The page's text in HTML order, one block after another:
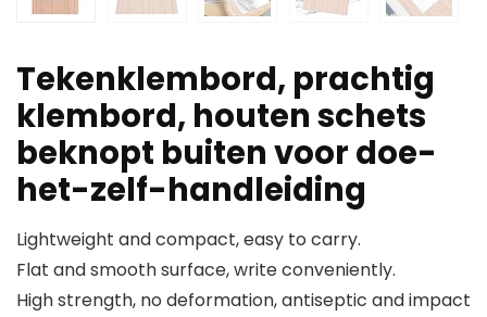
Tekenklembord, prachtig
klembord, houten schets
beknopt buiten voor doe-
het-zelf-handleiding
Lightweight and compact, easy to carry.
Flat and smooth surface, write conveniently.
High strength, no deformation, antiseptic and impact